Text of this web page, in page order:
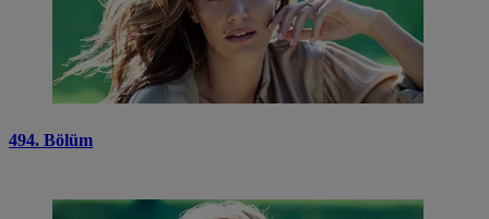
494. Bölüm